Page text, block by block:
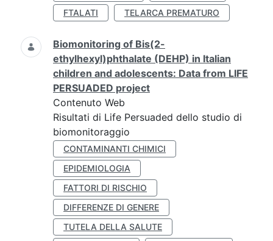
FTALATI
TELARCA PREMATURO
Biomonitoring of Bis(2-
ethylhexyl)phthalate (DEHP) in Italian
children and adolescents: Data from LIFE
PERSUADED project
Contenuto Web
Risultati di Life Persuaded dello studio di
biomonitoraggio
CONTAMINANTI CHIMICI
EPIDEMIOLOGIA
FATTORI DI RISCHIO
DIFFERENZE DI GENERE
TUTELA DELLA SALUTE